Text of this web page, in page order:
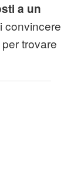
a un
convincere
trovare